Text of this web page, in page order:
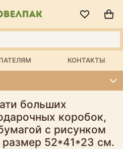
КОНТАКТЫ
больших
коробок,
с рисунком
размер 52*41*23 см.